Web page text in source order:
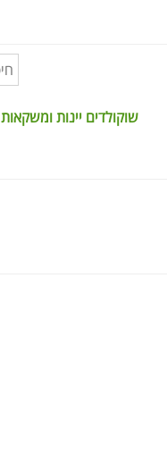
שוקולדים יינות ומשקאות